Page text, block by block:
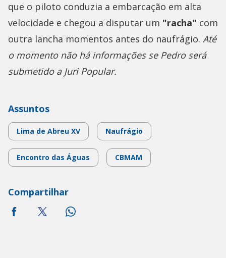
que o piloto conduzia a embarcação em alta
velocidade e chegou a disputar um "racha" com
outra lancha momentos antes do naufrágio. Até
o momento não há informações se Pedro será
submetido a Juri Popular.
Assuntos
Lima de Abreu XV Naufrágio
Encontro das Águas CBMAM
Compartilhar